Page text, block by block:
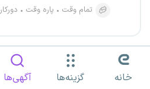
تمام وقت
پاره وقت
کارشناس فروش و
نمایندگی بیمه سامان خانه گزینه‌ها آگهی‌ها